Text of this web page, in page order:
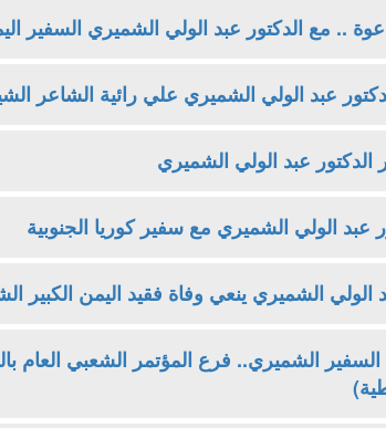
.. مع الدكتور عبد الولي الشميري السفير
عبد الولي الشميري علي رائية الشاعر
عبد الولي الشميري
عبد الولي الشميري مع سفير كوريا الجنوبية
الولي الشميري ينعي وفاة فقيد اليمن الكبير
الشميري.. فرع المؤتمر الشعبي العام